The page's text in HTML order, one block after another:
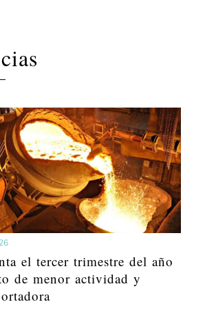
el tercer trimestre del año
de menor actividad y